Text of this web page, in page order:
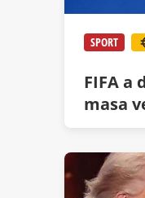
SPORT
FIFA a
masa